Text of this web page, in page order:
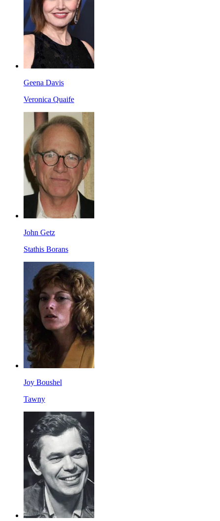
Geena Davis
Veronica Quaife
John Getz
Stathis Borans
Joy Boushel
Tawny